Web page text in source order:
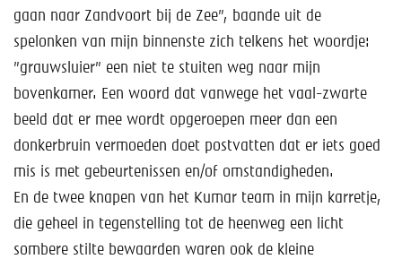
Help mee!
Shop
Lid worden
Contact
gaan naar Zandvoort bij de Zee”, baande uit de
spelonken van mijn binnenste zich telkens het woordje:
”grauwsluier” een niet te stuiten weg naar mijn
bovenkamer. Een woord dat vanwege het vaal-zwarte
beeld dat er mee wordt opgeroepen meer dan een
donkerbruin vermoeden doet postvatten dat er iets goed
mis is met gebeurtenissen en/of omstandigheden.
En de twee knapen van het Kumar team in mijn karretje,
die geheel in tegenstelling tot de heenweg een licht
sombere stilte bewaarden waren ook de kleine